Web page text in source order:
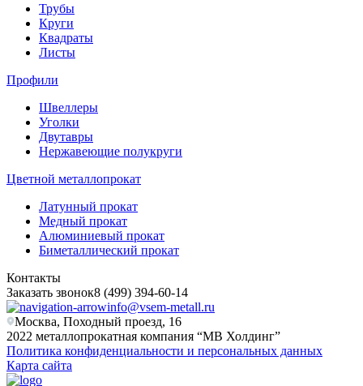
Трубы
Круги
Квадраты
Листы
Профили
Швеллеры
Уголки
Двутавры
Нержавеющие полукруги
Цветной металлопрокат
Латунный прокат
Медный прокат
Алюминиевый прокат
Биметаллический прокат
Контакты
Заказать звонок8 (499) 394-60-14
info@vsem-metall.ru
Москва, Походный проезд, 16
2022 металлопрокатная компания “MB Холдинг”
Политика конфиденциальности и персональных данных
Карта сайта